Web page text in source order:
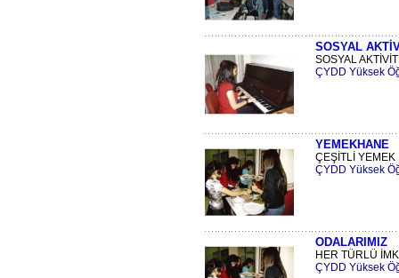
SOSYAL
SOSYAL
ÇYDD Yüksek
YEMEKHANE
ÇEŞİTLİ YEMEK
ÇYDD Yüksek
ODALARIMIZ
HER TÜRLÜ
ÇYDD Yüksek